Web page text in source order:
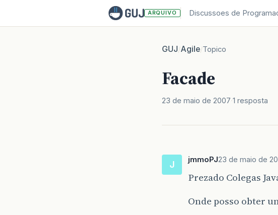
ARQUIVO Discussoes de
GUJ/Agile/Topico
Facade
23 de maio de 2007 1 resposta
J jmmoPJ23 de maio de
Prezado Colegas
Onde posso obter